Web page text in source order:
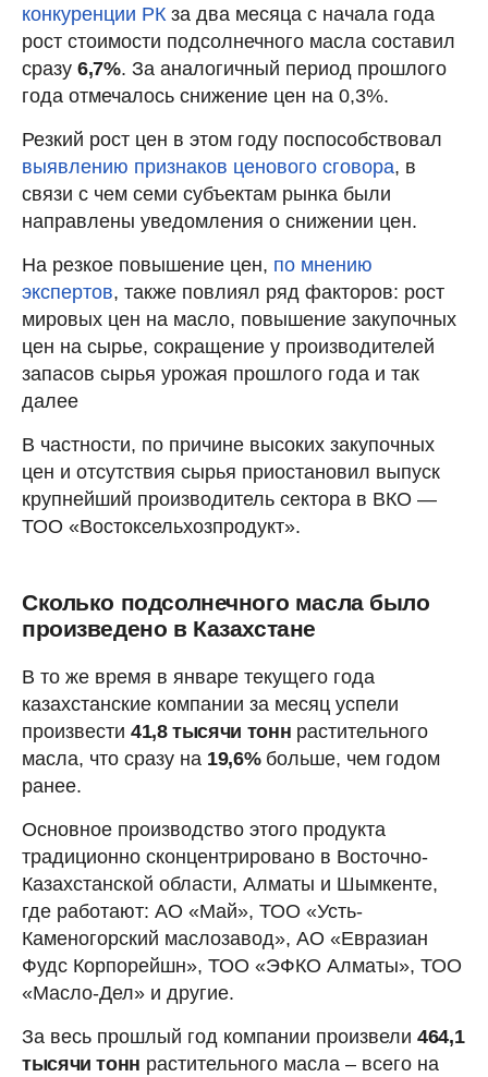
конкуренции РКза два месяца с начала года
рост стоимости подсолнечного масла составил
сразу 6,7%. За аналогичный период прошлого
года отмечалось снижение цен на 0,3%.
Резкий рост цен в этом году поспособствовал
выявлению признаков ценового сговора, в
связи с чем семи субъектам рынка были
направлены уведомления о снижении цен.
На резкое повышение цен, по мнению
экспертов, также повлиял ряд факторов: рост
мировых цен на масло, повышение закупочных
цен на сырье, сокращение у производителей
запасов сырья урожая прошлого года и так
далее
В частности, по причине высоких закупочных
цен и отсутствия сырья приостановил выпуск
крупнейший производитель сектора в ВКО —
ТОО «Востоксельхозпродукт».
Сколько подсолнечного масла было
произведено в Казахстане
В то же время в январе текущего года
казахстанские компании за месяц успели
произвести 41,8 тысячи тонн растительного
масла, что сразу на 19,6%больше, чем годом
ранее.
Основное производство этого продукта
традиционно сконцентрировано в Восточно-
Казахстанской области, Алматы и Шымкенте,
где работают: АО «Май», ТОО «Усть-
Каменогорский маслозавод», АО «Евразиан
Фудс Корпорейшн», ТОО «ЭФКО Алматы», ТОО
«Масло-Дел» и другие.
За весь прошлый год компании произвели 464,1
тысячи тонн растительного масла – всего на